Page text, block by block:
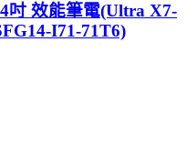
吋 效能筆電(Ultra X7-
I71-71T6)